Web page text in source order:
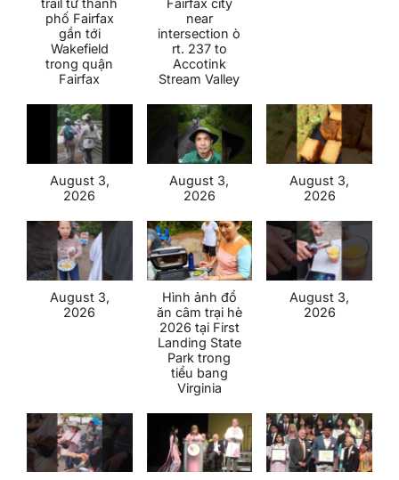
trail từ thành
phố Fairfax
gần tới
Wakefield
trong quận
Fairfax
Fairfax city
near
intersection ò
rt. 237 to
Accotink
Stream Valley
August 3,
2026
August 3,
2026
August 3,
2026
August 3,
2026
Hình ảnh đổ
ăn câm trại hè
2026 tại First
Landing State
Park trong
tiểu bang
Virginia
August 3,
2026